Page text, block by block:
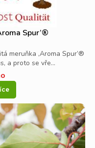
Spur’®
meruňka ‚Aroma Spur’®
a proto se vře...